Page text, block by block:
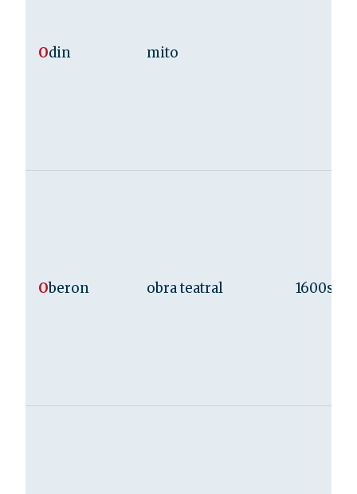
Odin mito
Oberon obra teatral 1600s